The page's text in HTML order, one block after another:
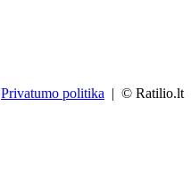
Privatumo politika | © Ratilio.lt